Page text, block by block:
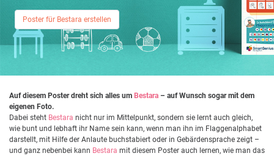
Poster für Bestara erstellen
Auf diesem Poster dreht sich alles um Bestara – auf Wunsch sogar mit dem
eigenen Foto.
Dabei steht Bestara nicht nur im Mittelpunkt, sondern sie lernt auch gleich,
wie bunt und lebhaft ihr Name sein kann, wenn man ihn im Flaggenalphabet
darstellt, mit Hilfe der Anlaute buchstabiert oder in Gebärdensprache zeigt –
und ganz nebenbei kann Bestara mit diesem Poster auch lernen, wie man das